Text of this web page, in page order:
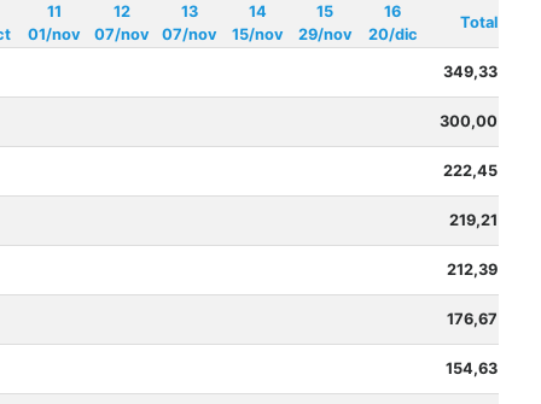
11
01/nov
12
07/nov
13
07/nov
14
15/nov
15
29/nov
16
20/dic
Total
349,33
300,00
222,45
219,21
212,39
176,67
154,63